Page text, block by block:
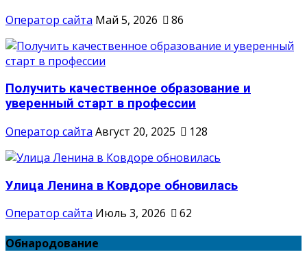
Оператор сайта Май 5, 2026 86
Получить качественное образование и
уверенный старт в профессии
Оператор сайта Август 20, 2025 128
Улица Ленина в Ковдоре обновилась
Оператор сайта Июль 3, 2026
62
Обнародование